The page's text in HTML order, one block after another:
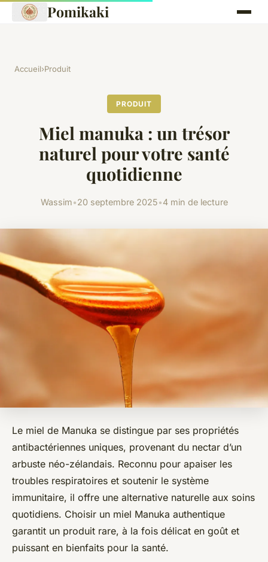
Pomikaki
Accueil›Produit
PRODUIT
Miel manuka : un trésor
naturel pour votre santé
quotidienne
Wassim•20 septembre 2025•4 min de lecture
Le miel de Manuka se distingue par ses propriétés
antibactériennes uniques, provenant du nectar d’un
arbuste néo-zélandais. Reconnu pour apaiser les
troubles respiratoires et soutenir le système
immunitaire, il offre une alternative naturelle aux soins
quotidiens. Choisir un miel Manuka authentique
garantit un produit rare, à la fois délicat en goût et
puissant en bienfaits pour la santé.